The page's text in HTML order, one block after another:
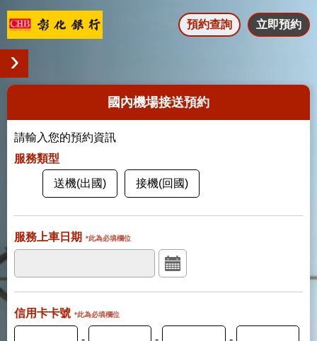
預約查詢 立即預約
國內機場接送預約
請輸入您的預約資訊
服務類型
送機(出國) 接機(回國)
服務上車日期 *此為必填欄位
信用卡卡號 *此為必填欄位